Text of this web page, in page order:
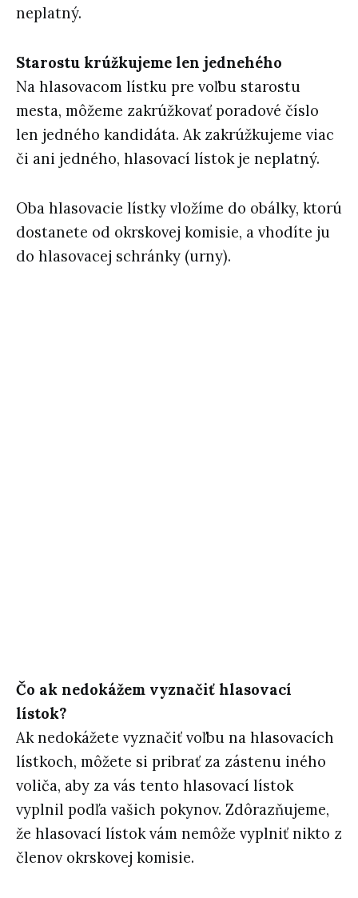
neplatný.
Starostu krúžkujeme len jednehého
Na hlasovacom lístku pre voľbu starostu
mesta, môžeme zakrúžkovať poradové číslo
len jedného kandidáta. Ak zakrúžkujeme viac
či ani jedného, hlasovací lístok je neplatný.
Oba hlasovacie lístky vložíme do obálky, ktorú
dostanete od okrskovej komisie, a vhodíte ju
do hlasovacej schránky (urny).
Čo ak nedokážem vyznačiť hlasovací
lístok?
Ak nedokážete vyznačiť voľbu na hlasovacích
lístkoch, môžete si pribrať za zástenu iného
voliča, aby za vás tento hlasovací lístok
vyplnil podľa vašich pokynov. Zdôrazňujeme,
že hlasovací lístok vám nemôže vyplniť nikto z
členov okrskovej komisie.